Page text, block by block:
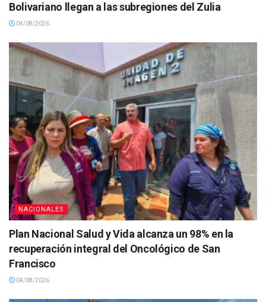
Bolivariano llegan a las subregiones del Zulia
04/08/2026
NACIONALES
Plan Nacional Salud y Vida alcanza un 98% en la
recuperación integral del Oncológico de San
Francisco
04/08/2026